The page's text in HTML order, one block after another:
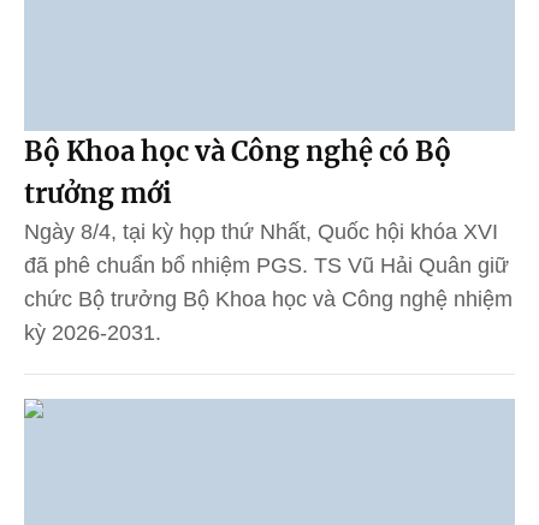
Bộ Khoa học và Công nghệ có Bộ
trưởng mới
Ngày 8/4, tại kỳ họp thứ Nhất, Quốc hội khóa XVI
đã phê chuẩn bổ nhiệm PGS. TS Vũ Hải Quân giữ
chức Bộ trưởng Bộ Khoa học và Công nghệ nhiệm
kỳ 2026-2031.